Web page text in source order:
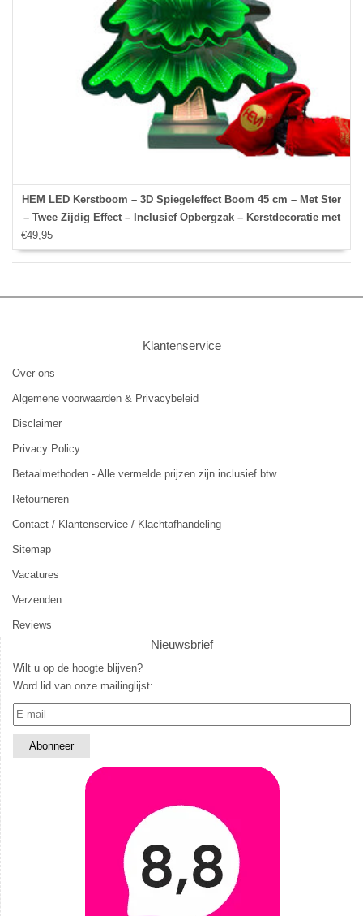
HEM LED Kerstboom – 3D Spiegeleffect Boom 45 cm – Met Ster
– Twee Zijdig Effect – Inclusief Opbergzak – Kerstdecoratie met
€49,95
Klantenservice
Over ons
Algemene voorwaarden & Privacybeleid
Disclaimer
Privacy Policy
Betaalmethoden - Alle vermelde prijzen zijn inclusief btw.
Retourneren
Contact / Klantenservice / Klachtafhandeling
Sitemap
Vacatures
Verzenden
Reviews
Nieuwsbrief
Wilt u op de hoogte blijven?
Word lid van onze mailinglijst: